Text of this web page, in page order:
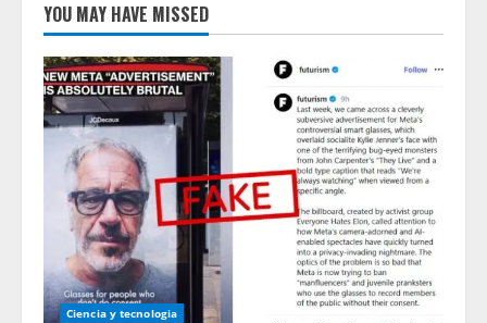
YOU MAY HAVE MISSED
Ciencia y tecnologia